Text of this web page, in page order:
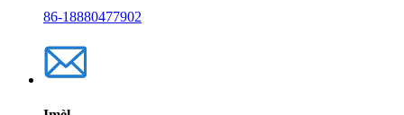
86-18880477902